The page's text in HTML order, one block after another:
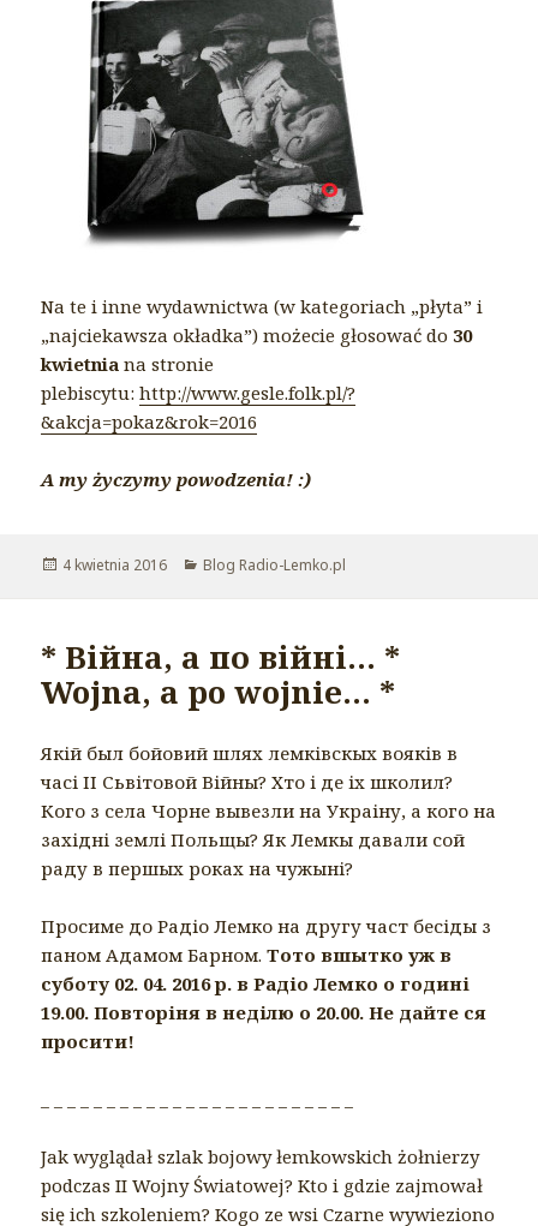
Na te i inne wydawnictwa (w kategoriach „płyta” i
„najciekawsza okładka”) możecie głosować do30
kwietnia na stronie
plebiscytu:http://www.gesle.folk.pl/?
&akcja=pokaz&rok=2016
A my życzymy powodzenia! :)
Opublikowano
4 kwietnia 2016 Kategorie
Blog Radio-Lemko.pl
* Війна, а по війні… *
Wojna, a po wojnie… *
Якій был бойовий шлях лемківскых вояків в
часі ІІ Сьвітовой Війны? Хто і де іх школил?
Кого з села Чорне вывезли на Украіну, а кого на
західні землі Польщы? Як Лемкы давали сой
раду в першых роках на чужыні?
Просиме до Радіо Лемко на другу част бесіды з
паном Адамом Барном.Тото вшытко уж в
суботу 02. 04. 2016 р. в Радіо Лемко о годині
19.00. Повторіня в неділю о 20.00. Не дайте ся
просити!
Jak wyglądał szlak bojowy łemkowskich żołnierzy
podczas II Wojny Światowej? Kto i gdzie zajmował
się ich szkoleniem? Kogo ze wsi Czarne wywieziono